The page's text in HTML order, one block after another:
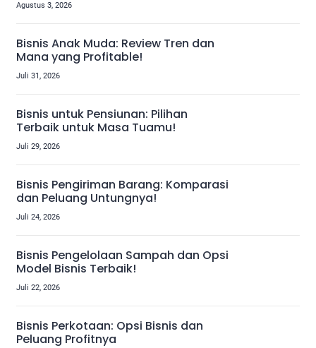
Agustus 3, 2026
Bisnis Anak Muda: Review Tren dan
Mana yang Profitable!
Juli 31, 2026
Bisnis untuk Pensiunan: Pilihan
Terbaik untuk Masa Tuamu!
Juli 29, 2026
Bisnis Pengiriman Barang: Komparasi
dan Peluang Untungnya!
Juli 24, 2026
Bisnis Pengelolaan Sampah dan Opsi
Model Bisnis Terbaik!
Juli 22, 2026
Bisnis Perkotaan: Opsi Bisnis dan
Peluang Profitnya